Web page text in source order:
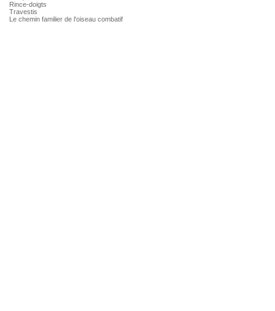
Rince-doigts
Travestis
Le chemin familier de l'oiseau combatif